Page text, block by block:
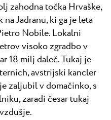
zahodna točka Hrvaške,
Jadranu, ki ga je leta
Nobile. Lokalni
visoko zgradbo v
18 milj daleč. Tukaj je
avstrijski kancler
zaljubil v domačinko, s
zaradi česar tukaj